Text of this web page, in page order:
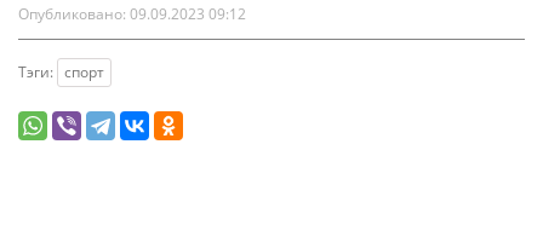
Опубликовано: 09.09.2023 09:12
Тэги: спорт